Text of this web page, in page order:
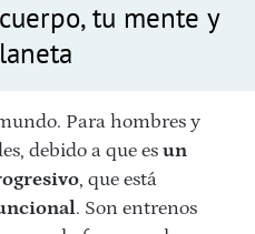
tu mente y
Para hombres y
debido a que es un
, que está
. Son entrenos